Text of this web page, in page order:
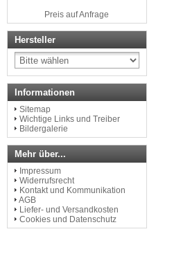
Preis auf Anfrage
Hersteller
Informationen
Sitemap
Wichtige Links und Treiber
Bildergalerie
Mehr über...
Impressum
Widerrufsrecht
Kontakt und Kommunikation
AGB
Liefer- und Versandkosten
Cookies und Datenschutz